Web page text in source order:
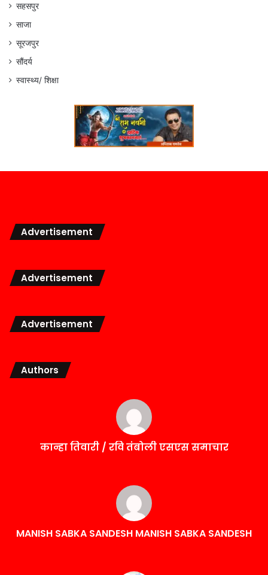
सहसपुर
साजा
सूरजपुर
सौंदर्य
स्वास्थ्य/ शिक्षा
Advertisement
Advertisement
Advertisement
Authors
कान्हा तिवारी / रवि तंबोली एसएस समाचार
MANISH SABKA SANDESH MANISH SABKA SANDESH